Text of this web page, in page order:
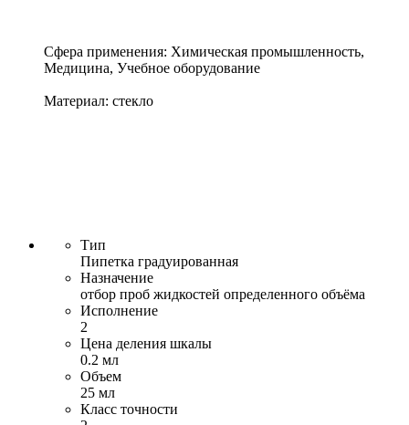
Сфера применения: Химическая промышленность,
Медицина, Учебное оборудование
Материал: стекло
Тип
Пипетка градуированная
Назначение
отбор проб жидкостей определенного объёма
Исполнение
2
Цена деления шкалы
0.2 мл
Объем
25 мл
Класс точности